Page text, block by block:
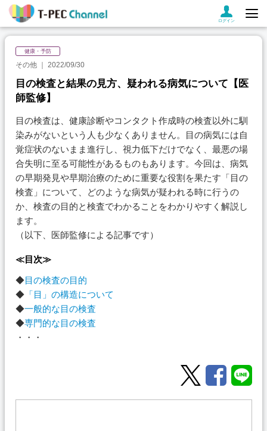
ログイン
健康・予防
その他 2022/09/30
目の検査と結果の見方、疑われる病気について【医
師監修】
目の検査は、健康診断やコンタクト作成時の検査以外に馴
染みがないという人も少なくありません。目の病気には自
覚症状のないまま進行し、視力低下だけでなく、最悪の場
合失明に至る可能性があるものもあります。今回は、病気
の早期発見や早期治療のために重要な役割を果たす「目の
検査」について、どのような病気が疑われる時に行うの
か、検査の目的と検査でわかることをわかりやすく解説し
ます。
（以下、医師監修による記事です）
≪目次≫
◆目の検査の目的
◆「目」の構造について
◆一般的な目の検査
◆専門的な目の検査
・・・